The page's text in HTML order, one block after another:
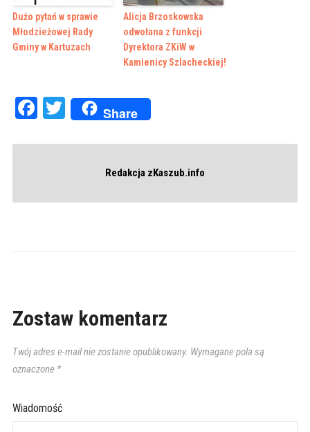
Dużo pytań w sprawie
Młodzieżowej Rady
Gminy w Kartuzach
Alicja Brzoskowska
odwołana z funkcji
Dyrektora ZKiW w
Kamienicy Szlacheckiej!
Facebook
Twitter
Share
Redakcja zKaszub.info
Zostaw komentarz
Twój adres e-mail nie zostanie opublikowany. Wymagane pola są
oznaczone *
Wiadomość